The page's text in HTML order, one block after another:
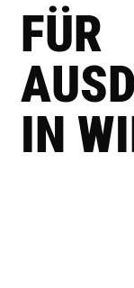
FÜR
IN